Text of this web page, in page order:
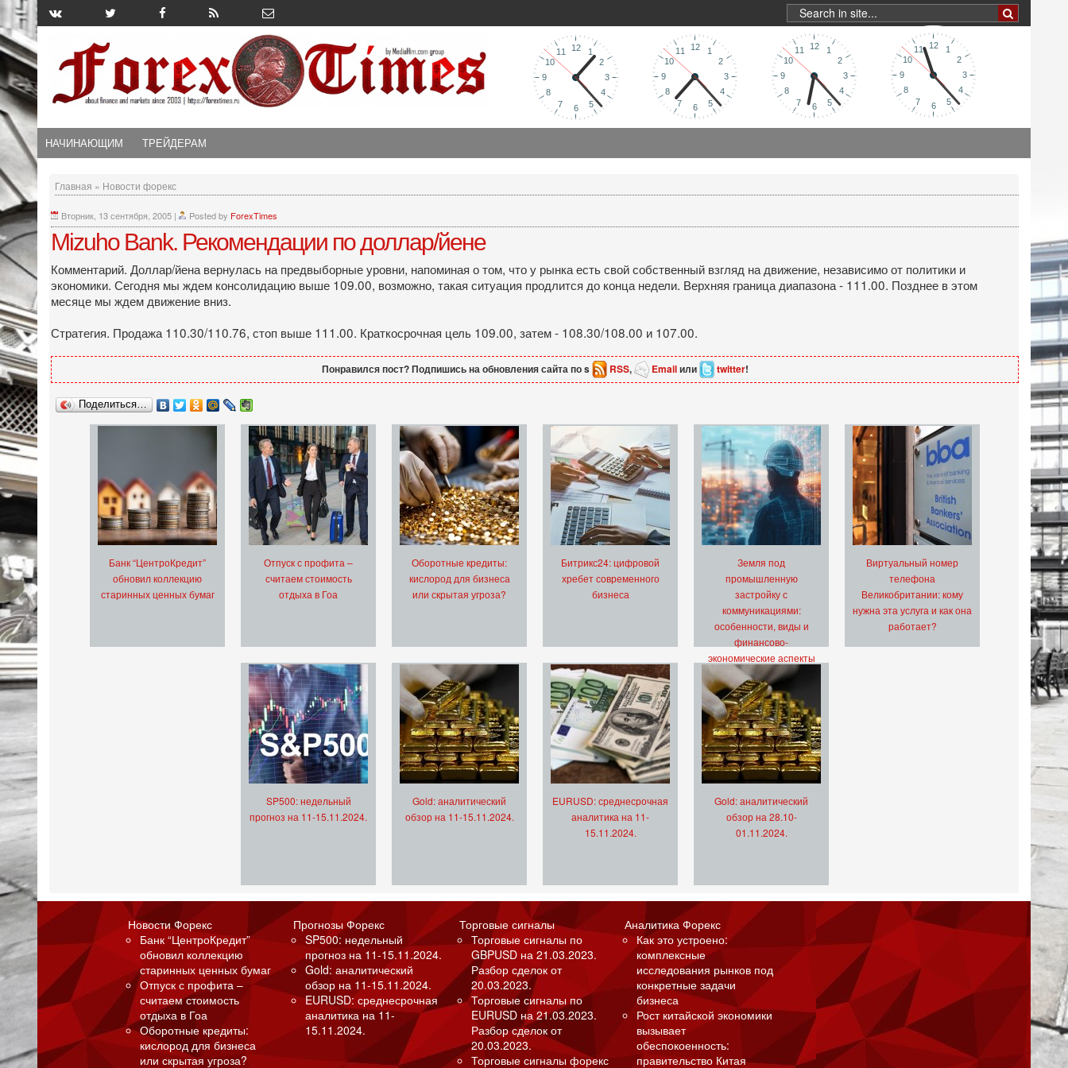
НАЧИНАЮЩИМ ТРЕЙДЕРАМ
Главная » Новости форекс
Вторник, 13 сентября, 2005 | Posted by ForexTimes
Mizuho Bank. Рекомендации по доллар/йене
Комментарий. Доллар/йена вернулась на предвыборные уровни, напоминая о том, что у рынка есть свой собственный взгляд на движение, независимо от политики и
экономики. Сегодня мы ждем консолидацию выше 109.00, возможно, такая ситуация продлится до конца недели. Верхняя граница диапазона - 111.00. Позднее в этом
месяце мы ждем движение вниз.
Стратегия. Продажа 110.30/110.76, стоп выше 111.00. Краткосрочная цель 109.00, затем - 108.30/108.00 и 107.00.
Понравился пост? Подпишись на обновления сайта по s RSS, Emailили twitter!
Поделиться…
Банк “ЦентроКредит”
обновил коллекцию
старинных ценных бумаг
Отпуск с профита –
считаем стоимость
отдыха в Гоа
Оборотные кредиты:
кислород для бизнеса
или скрытая угроза?
Битрикс24: цифровой
хребет современного
бизнеса
Земля под
промышленную
застройку с
коммуникациями:
особенности, виды и
финансово-
экономические аспекты
Виртуальный номер
телефона
Великобритании: кому
нужна эта услуга и как она
работает?
SP500: недельный
прогноз на 11-15.11.2024.
Gold: аналитический
обзор на 11-15.11.2024.
EURUSD: среднесрочная
аналитика на 11-
15.11.2024.
Gold: аналитический
обзор на 28.10-
01.11.2024.
Новости Форекс
Банк “ЦентроКредит”
обновил коллекцию
старинных ценных бумаг
Отпуск с профита –
считаем стоимость
отдыха в Гоа
Оборотные кредиты:
кислород для бизнеса
или скрытая угроза?
Прогнозы Форекс
SP500: недельный
прогноз на 11-15.11.2024.
Gold: аналитический
обзор на 11-15.11.2024.
EURUSD: среднесрочная
аналитика на 11-
15.11.2024.
Торговые сигналы
Торговые сигналы по
GBPUSD на 21.03.2023.
Разбор сделок от
20.03.2023.
Торговые сигналы по
EURUSD на 21.03.2023.
Разбор сделок от
20.03.2023.
Торговые сигналы форекс
Аналитика Форекс
Как это устроено:
комплексные
исследования рынков под
конкретные задачи
бизнеса
Рост китайской экономики
вызывает
обеспокоенность:
правительство Китая